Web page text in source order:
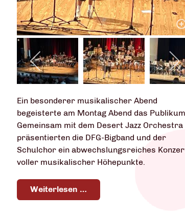
Ein besonderer musikalischer Abend
begeisterte am Montag Abend das
Gemeinsam mit dem Desert Jazz Orchestra
präsentierten die DFG-Bigband und der
Schulchor ein abwechslungsreiches
voller musikalischer Höhepunkte.
Weiterlesen …